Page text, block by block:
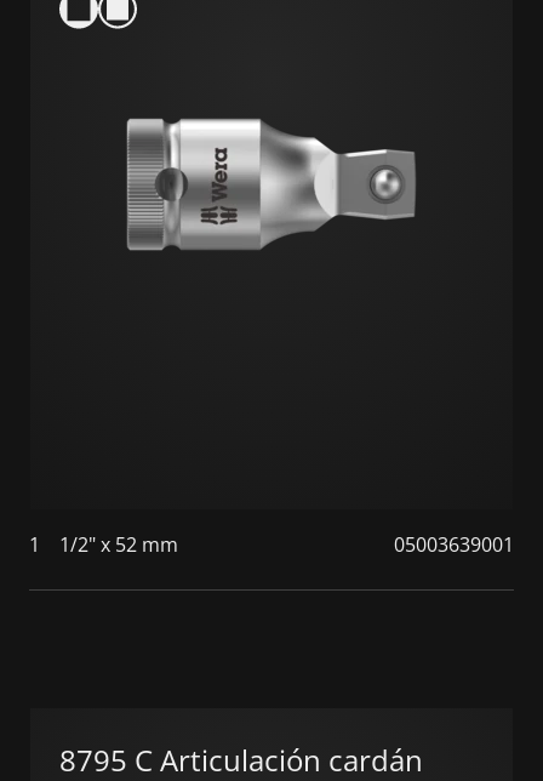
1 1/2" x 52 mm 05003639001
8795 C Articulación cardán